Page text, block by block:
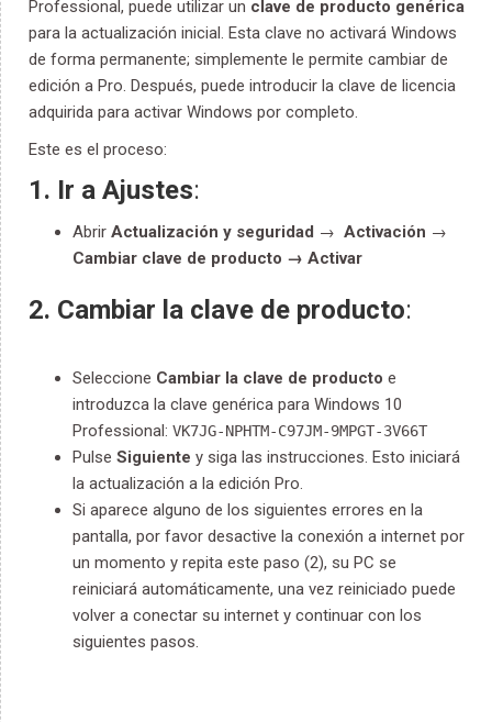
Professional, puede utilizar un clave de producto genérica
para la actualización inicial. Esta clave no activará Windows
de forma permanente; simplemente le permite cambiar de
edición a Pro. Después, puede introducir la clave de licencia
adquirida para activar Windows por completo.
Este es el proceso:
1. Ir a Ajustes:
Abrir Actualización y seguridad → Activación →
Cambiar clave de producto → Activar
2. Cambiar la clave de producto:
Seleccione Cambiar la clave de producto e
introduzca la clave genérica para Windows 10
Professional: VK7JG-NPHTM-C97JM-9MPGT-3V66T
Pulse Siguiente y siga las instrucciones. Esto iniciará
la actualización a la edición Pro.
Si aparece alguno de los siguientes errores en la
pantalla, por favor desactive la conexión a internet por
un momento y repita este paso (2), su PC se
reiniciará automáticamente, una vez reiniciado puede
volver a conectar su internet y continuar con los
siguientes pasos.